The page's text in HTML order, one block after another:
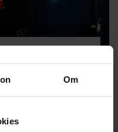
Om
samtal
att vi borde ta men
ansvar att
samtal.